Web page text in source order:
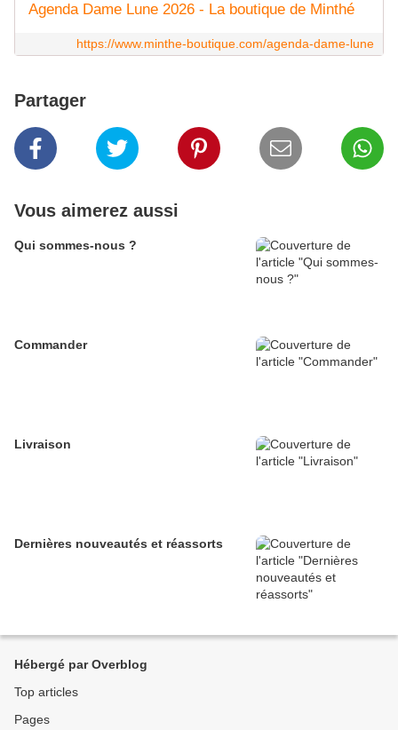
Agenda Dame Lune 2026 - La boutique de Minthé
https://www.minthe-boutique.com/agenda-dame-lune
Partager
Vous aimerez aussi
Qui sommes-nous ?
Commander
Livraison
Dernières nouveautés et réassorts
Hébergé par Overblog
Top articles
Pages